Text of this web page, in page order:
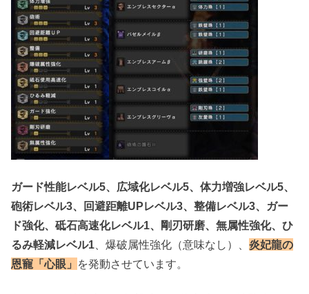
ガード性能レベル5、広域化レベル5、体力増強レベル5、
砲術レベル3、回避距離UPレベル3、整備レベル3、ガー
ド強化、砥石高速化レベル1、剛刃研磨、無属性強化、ひ
るみ軽減レベル1 、爆破属性強化（意味なし）、炎妃龍の
恩寵「心眼」 を発動させています。